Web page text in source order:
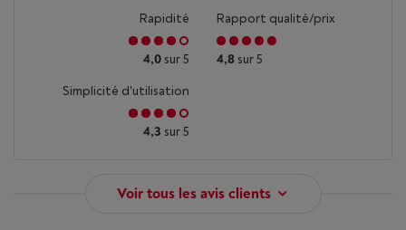
Rapidité
4,0 sur 5
Rapport qualité/prix
4,8 sur 5
Simplicité d'utilisation
4,3 sur 5
Voir tous les avis clients